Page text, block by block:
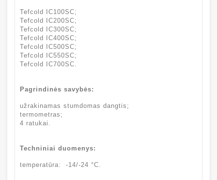
Tefcold IC100SC;
Tefcold IC200SC;
Tefcold IC300SC;
Tefcold IC400SC;
Tefcold IC500SC;
Tefcold IC550SC;
Tefcold IC700SC.
Pagrindinės savybės:
užrakinamas stumdomas dangtis;
termometras;
4 ratukai.
Techniniai duomenys:
temperatūra: -14/-24 °C.